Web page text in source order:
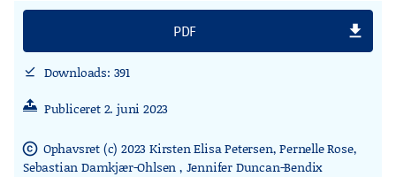
PDF file_download
download_done
Downloads: 391
Publiceret 2. juni 2023
copyright Ophavsret (c) 2023 Kirsten Elisa Petersen, Pernelle Rose,
Sebastian Damkjær-Ohlsen , Jennifer Duncan-Bendix